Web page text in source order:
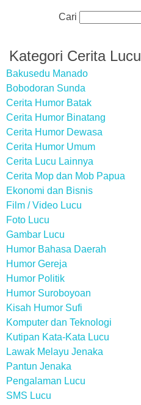
Cari
Kategori Cerita Lucu
Bakusedu Manado
Bobodoran Sunda
Cerita Humor Batak
Cerita Humor Binatang
Cerita Humor Dewasa
Cerita Humor Umum
Cerita Lucu Lainnya
Cerita Mop dan Mob Papua
Ekonomi dan Bisnis
Film / Video Lucu
Foto Lucu
Gambar Lucu
Humor Bahasa Daerah
Humor Gereja
Humor Politik
Humor Suroboyoan
Kisah Humor Sufi
Komputer dan Teknologi
Kutipan Kata-Kata Lucu
Lawak Melayu Jenaka
Pantun Jenaka
Pengalaman Lucu
SMS Lucu